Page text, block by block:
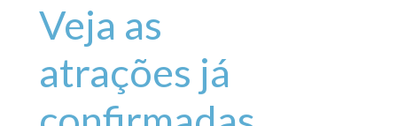
Veja as
atrações já